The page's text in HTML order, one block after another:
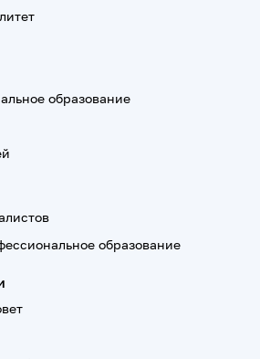
образование
образование